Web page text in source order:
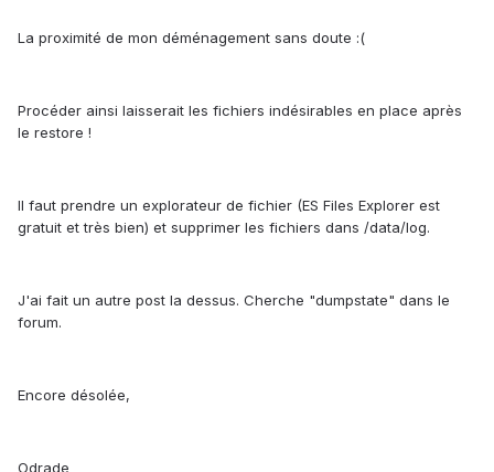
La proximité de mon déménagement sans doute :(
Procéder ainsi laisserait les fichiers indésirables en place après
le restore !
Il faut prendre un explorateur de fichier (ES Files Explorer est
gratuit et très bien) et supprimer les fichiers dans /data/log.
J'ai fait un autre post la dessus. Cherche "dumpstate" dans le
forum.
Encore désolée,
Odrade